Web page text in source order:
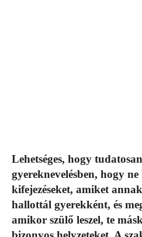
Lehetséges, hogy
gyereknevelésben, hogy
kifejezéseket, amiket
hallottál gyerekként, és
amikor szülő leszel, te